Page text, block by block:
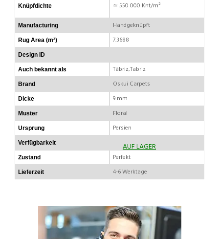
Knüpfdichte ≃ 550 000 Knt/m²
Manufacturing Handgeknüpft
Rug Area (m²) 7.3688
Design ID
Auch bekannt als Täbriz,Tabriz
Brand Oskui Carpets
Dicke 9 mm
Muster Floral
Ursprung Persien
Verfügbarkeit AUF LAGER
Zustand Perfekt
Lieferzeit 4-6 Werktage